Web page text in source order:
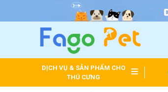
DỊCH VỤ & SẢN PHẨM CHO
THÚ CƯNG